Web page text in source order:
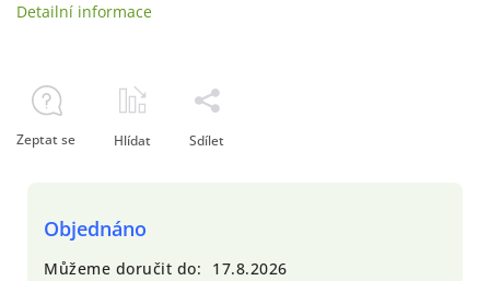
Objednáno
Můžeme doručit do:
17.8.2026
Detailní informace
Zeptat se Hlídat Sdílet